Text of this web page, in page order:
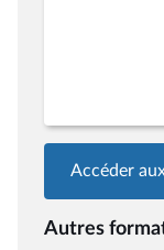
Accéder
Autres